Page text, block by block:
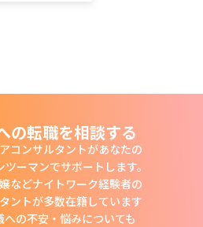
の転職を相談する
コンサルタントがあなたの
ーマンでサポートします。
などナイトワーク経験者の
ントが多数在籍しています
への不安・悩みについても